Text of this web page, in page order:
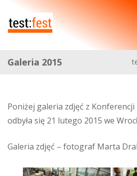
Galeria 2015
Poniżej galeria zdjęć z
odbyła się 21 lutego 2015 we
Galeria zdjęć – fotograf Marta